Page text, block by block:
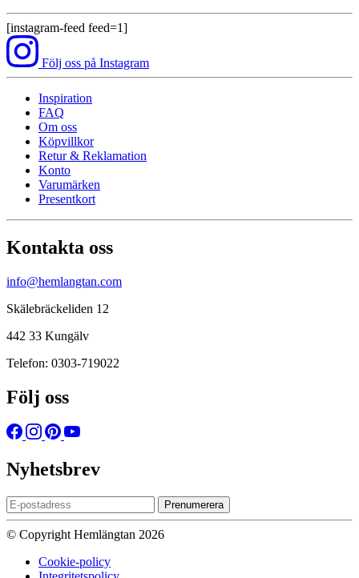
[instagram-feed feed=1]
Följ oss på Instagram
Inspiration
FAQ
Om oss
Köpvillkor
Retur & Reklamation
Konto
Varumärken
Presentkort
Kontakta oss
info@hemlangtan.com
Skälebräckeliden 12
442 33 Kungälv
Telefon: 0303-719022
Följ oss
Nyhetsbrev
Prenumerera
© Copyright Hemlängtan 2026
Cookie-policy